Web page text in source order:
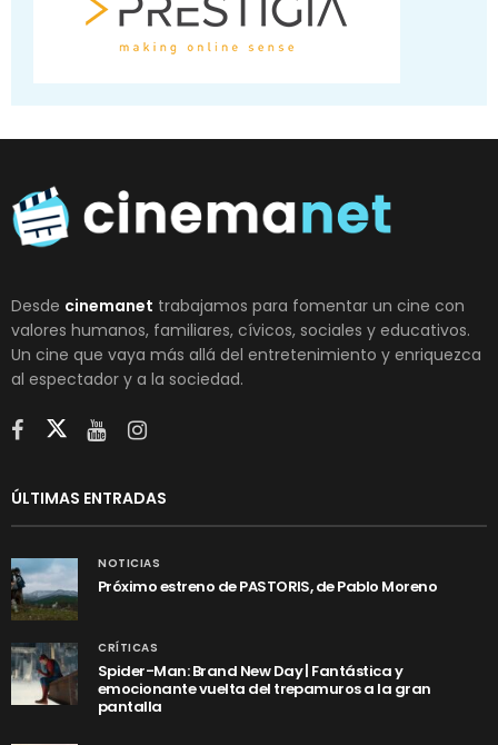
Desde cinemanet trabajamos para fomentar un cine con
valores humanos, familiares, cívicos, sociales y educativos.
Un cine que vaya más allá del entretenimiento y enriquezca
al espectador y a la sociedad.
ÚLTIMAS ENTRADAS
NOTICIAS
Próximo estreno de PASTORIS, de Pablo Moreno
CRÍTICAS
Spider-Man: Brand New Day | Fantástica y
emocionante vuelta del trepamuros a la gran
pantalla